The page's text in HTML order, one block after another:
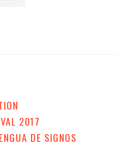
2017
DE SIGNOS